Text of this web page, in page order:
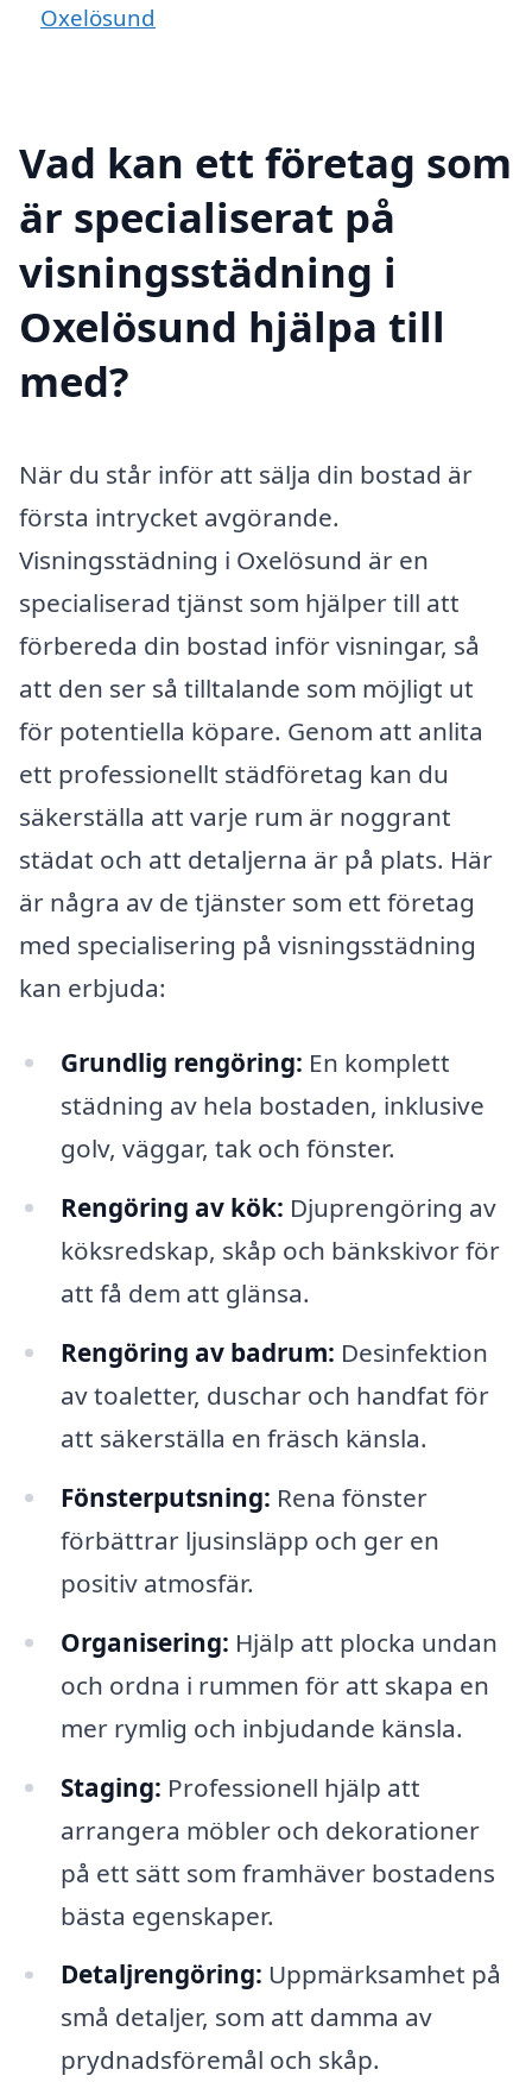
Oxelösund
Vad kan ett företag som
är specialiserat på
visningsstädning i
Oxelösund hjälpa till
med?
När du står inför att sälja din bostad är
första intrycket avgörande.
Visningsstädning i Oxelösund är en
specialiserad tjänst som hjälper till att
förbereda din bostad inför visningar, så
att den ser så tilltalande som möjligt ut
för potentiella köpare. Genom att anlita
ett professionellt städföretag kan du
säkerställa att varje rum är noggrant
städat och att detaljerna är på plats. Här
är några av de tjänster som ett företag
med specialisering på visningsstädning
kan erbjuda:
Grundlig rengöring: En komplett
städning av hela bostaden, inklusive
golv, väggar, tak och fönster.
Rengöring av kök: Djuprengöring av
köksredskap, skåp och bänkskivor för
att få dem att glänsa.
Rengöring av badrum: Desinfektion
av toaletter, duschar och handfat för
att säkerställa en fräsch känsla.
Fönsterputsning: Rena fönster
förbättrar ljusinsläpp och ger en
positiv atmosfär.
Organisering: Hjälp att plocka undan
och ordna i rummen för att skapa en
mer rymlig och inbjudande känsla.
Staging: Professionell hjälp att
arrangera möbler och dekorationer
på ett sätt som framhäver bostadens
bästa egenskaper.
Detaljrengöring: Uppmärksamhet på
små detaljer, som att damma av
prydnadsföremål och skåp.